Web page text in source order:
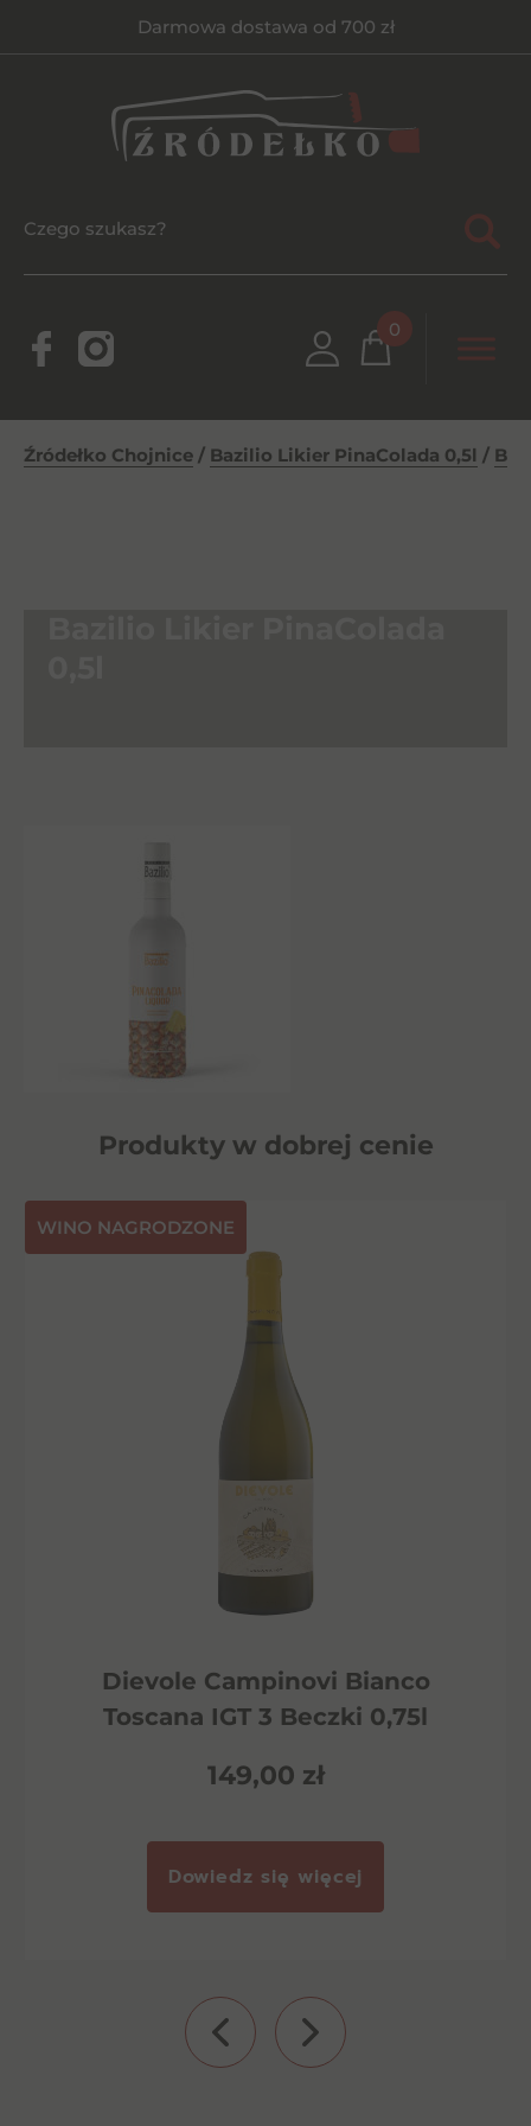
Darmowa dostawa od 700 zł
0
Źródełko Chojnice / Bazilio Likier PinaColada 0,5l /
Produkty w dobrej cenie
⁠WINO NAGRODZONE
Dievole Campinovi Bianco
Toscana IGT 3 Beczki 0,75l
149,00 zł
Dowiedz się więcej